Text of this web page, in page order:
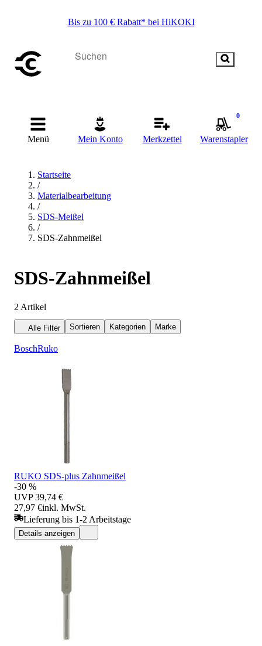
Bis zu 100 € Rabatt* bei HiKOKI
Menü Mein Konto Merkzettel
0
Warenstapler
Startseite
/
Materialbearbeitung
/
SDS-Meißel
/
SDS-Zahnmeißel
SDS-Zahnmeißel
2 Artikel
Alle Filter Sortieren Kategorien Marke
BoschRuko
RUKO SDS-plus Zahnmeißel
-30 %
UVP 39,74 €
27,97 €inkl. MwSt.
Lieferung bis 1-2 Arbeitstage
Details anzeigen